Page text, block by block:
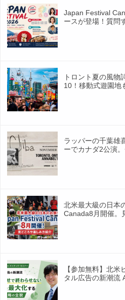
Japan Festival
ースが登場！質問
トロント夏の風物
10！移動式遊園地
ラッパーの千葉雄
ーでカナダ2公演
北米最大級の日本
Canada8月開催。
【参加無料】北
タル広告の新潮流